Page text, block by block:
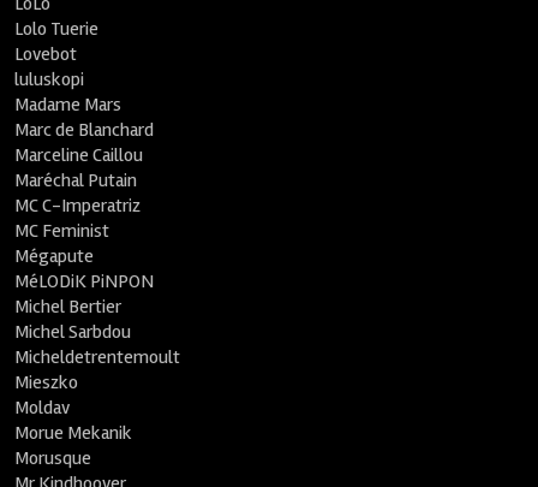
Lolo Tuerie
Lovebot
luluskopi
Madame Mars
Marc de Blanchard
Marceline Caillou
Maréchal Putain
MC C-Imperatriz
MC Feminist
Mégapute
MéLODiK PiNPON
Michel Bertier
Michel Sarbdou
Micheldetrentemoult
Mieszko
Moldav
Morue Mekanik
Morusque